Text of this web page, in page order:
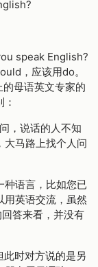
speak English?
，应该用do。
母语英文专家的
，说话的人不知
大马路上找个人问
语言，比如您已
用英语交流，虽然
答来看，并没有
时对方说的是另